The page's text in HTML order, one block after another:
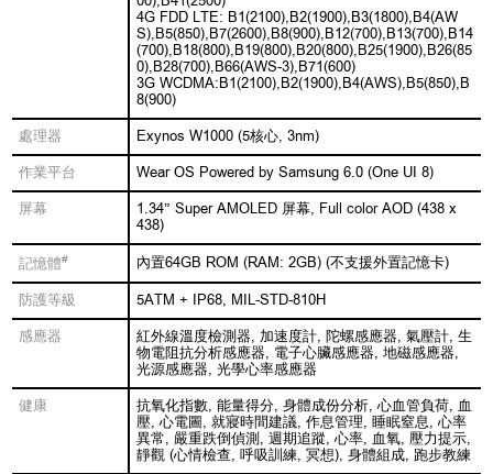
4G FDD LTE: B1(2100),B2(1900),B3(1800),B4(AW
S),B5(850),B7(2600),B8(900),B12(700),B13(700),B14
(700),B18(800),B19(800),B20(800),B25(1900),B26(85
0),B28(700),B66(AWS-3),B71(600)
3G WCDMA:B1(2100),B2(1900),B4(AWS),B5(850),B
8(900)
處理器 Exynos W1000 (5核心, 3nm)
作業平台 Wear OS Powered by Samsung 6.0 (One UI 8)
屏幕
1.34” Super AMOLED 屏幕, Full color AOD (438 x
438)
記憶體# 內置64GB ROM (RAM: 2GB) (不支援外置記憶卡)
防護等級 5ATM + IP68, MIL-STD-810H
感應器
紅外線溫度檢測器, 加速度計, 陀螺感應器, 氣壓計, 生
物電阻抗分析感應器, 電子心臟感應器, 地磁感應器,
光源感應器, 光學心率感應器
健康
抗氧化指數, 能量得分, 身體成份分析, 心血管負荷, 血
壓, 心電圖, 就寢時間建議, 作息管理, 睡眠窒息, 心率
異常, 嚴重跌倒偵測, 週期追蹤, 心率, 血氧, 壓力提示,
靜觀 (心情檢查, 呼吸訓練, 冥想), 身體組成, 跑步教練